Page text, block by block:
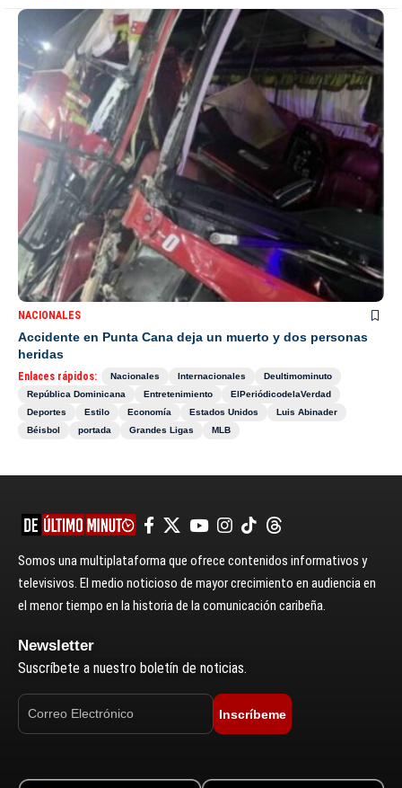
NACIONALES
Accidente en Punta Cana deja un muerto y dos personas
heridas
Enlaces rápidos: Nacionales Internacionales
Deultimominuto
República Dominicana
Entretenimiento
ElPeriódicodelaVerdad
Deportes
Estilo Economía Estados Unidos
Luis Abinader
Béisbol
portada Grandes Ligas MLB
Somos una multiplataforma que ofrece contenidos informativos y
televisivos. El medio noticioso de mayor crecimiento en audiencia en
el menor tiempo en la historia de la comunicación caribeña.
Newsletter
Suscríbete a nuestro boletín de noticias.
Inscríbeme